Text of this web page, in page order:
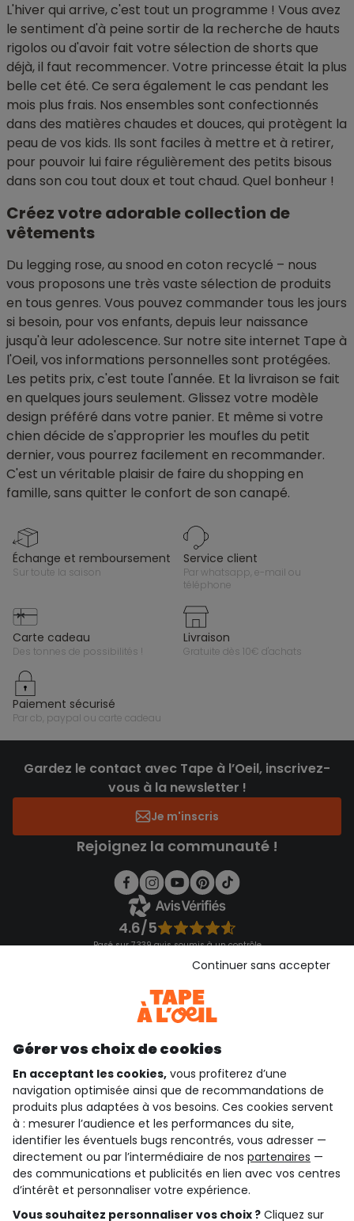
L'hiver qui arrive, c'est tout un programme ! Vous avez
le sentiment d'à peine sortir de la recherche de hauts
rigolos ou d'avoir fait votre sélection de shorts que
déjà, il faut recommencer. Votre princesse était la plus
belle cet été. Ce sera également le cas pendant les
mois plus frais. Nos ensembles sont confectionnés
dans des matières chaudes et douces, qui protègent la
peau de vos kids. Ils sont faciles à mettre et à retirer,
pour pouvoir lui faire régulièrement des petits bisous
dans son cou tout doux et tout chaud. Quel bonheur !
Créez votre adorable collection de
vêtements
Du legging rose, au snood en coton recyclé – nous
vous proposons une très vaste sélection de produits
en tous genres. Vous pouvez commander tous les jours
si besoin, pour vos enfants, depuis leur naissance
jusqu'à leur adolescence. Sur notre site internet Tape à
l'Oeil, vos informations personnelles sont protégées.
Les petits prix, c'est toute l'année. Et la livraison se fait
en quelques jours seulement. Glissez votre modèle
design préféré dans votre panier. Et même si votre
chien décide de s'approprier les moufles du petit
dernier, vous pourrez facilement en recommander.
C'est un véritable plaisir de faire du shopping en
famille, sans quitter le confort de son canapé.
échange et remboursement
sur toute la saison
service client
par whatsapp, e-mail ou
téléphone
carte cadeau
des tonnes de possibilités !
livraison
gratuite dès 10€ d'achats
paiement sécurisé
par cb, paypal ou carte cadeau
Gardez le contact avec Tape à l’Oeil, inscrivez-
vous à la newsletter !
Je m'inscris
Rejoignez la communauté !
4.6/5
Basé sur 7 339 avis soumis à un contrôle
Consulter les CGU
Téléchargez notre application
qui sommes-nous ?
besoin d'aide ?
le club fidélité
notre catalogue
Gérer vos choix de cookies
En acceptant les cookies, vous profiterez d’une
navigation optimisée ainsi que de recommandations de
produits plus adaptées à vos besoins. Ces cookies servent
à : mesurer l’audience et les performances du site,
identifier les éventuels bugs rencontrés, vous adresser —
directement ou par l’intermédiaire de nos partenaires —
des communications et publicités en lien avec vos centres
d’intérêt et personnaliser votre expérience.
Vous souhaitez personnaliser vos choix ? Cliquez sur
Continuer sans accepter